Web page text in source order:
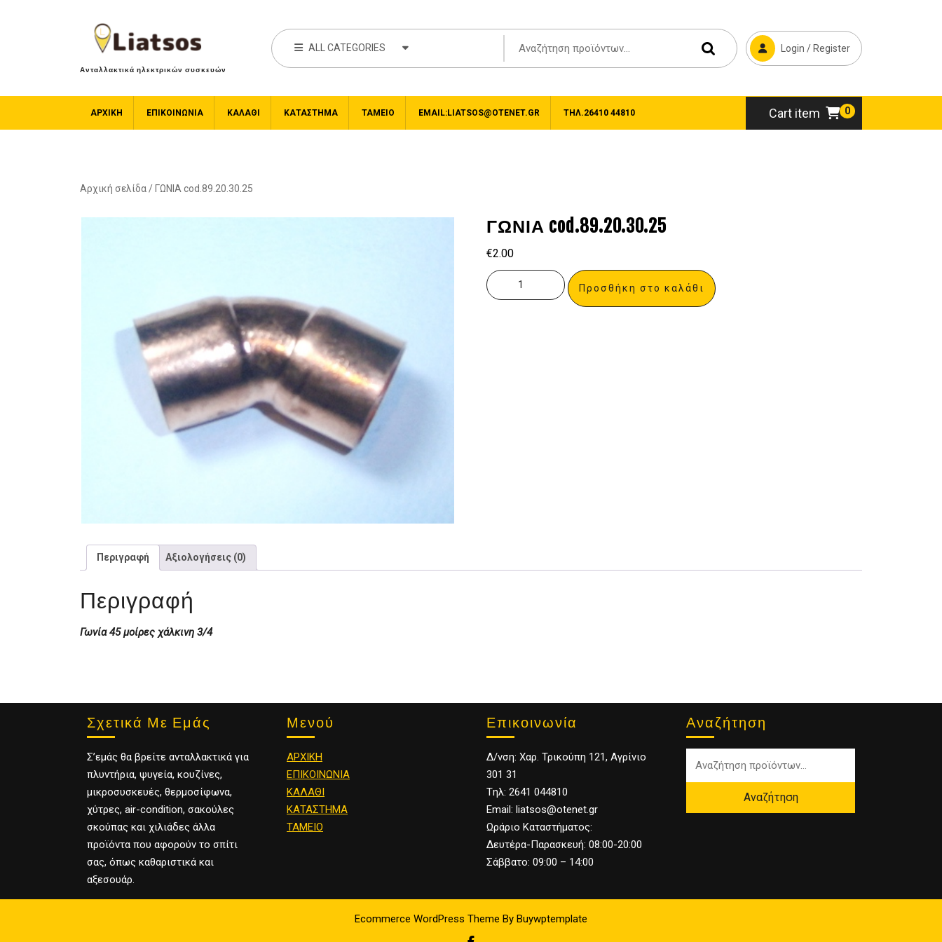
Ανταλλακτικά ηλεκτρικών συσκευών
ALL CATEGORIES Login / Register
ΑΡΧΙΚΉ ΕΠΙΚΟΙΝΩΝΙΑ ΚΑΛΆΘΙ ΚΑΤΆΣΤΗΜΑ ΤΑΜΕΊΟ EMAIL:LIATSOS@OTENET.GR ΤΗΛ.26410 44810 Cart item 0
Αρχική σελίδα / ΓΩΝΙΑ cod.89.20.30.25
ΓΩΝΙΑ cod.89.20.30.25
€2.00
Προσθήκη στο καλάθι
Περιγραφή Αξιολογήσεις (0)
Περιγραφή
Γωνία 45 μοίρες χάλκινη 3/4
Σχετικά Με Εμάς
Σ’εμάς θα βρείτε ανταλλακτικά για
πλυντήρια, ψυγεία, κουζίνες,
μικροσυσκευές, θερμοσίφωνα,
χύτρες, air-condition, σακούλες
σκούπας και χιλιάδες άλλα
προϊόντα που αφορούν το σπίτι
σας, όπως καθαριστικά και
αξεσουάρ.
Μενού
ΑΡΧΙΚΗ
ΕΠΙΚΟΙΝΩΝΙΑ
ΚΑΛΑΘΙ
ΚΑΤΑΣΤΗΜΑ
ΤΑΜΕΙΟ
Επικοινωνία
Δ/νση: Χαρ. Τρικούπη 121, Αγρίνιο
301 31
Tηλ: 2641 044810
Email: liatsos@otenet.gr
Ωράριο Καταστήματος:
Δευτέρα-Παρασκευή: 08:00-20:00
Σάββατο: 09:00 – 14:00
Αναζήτηση
Αναζήτηση
Ecommerce WordPress Theme By Buywptemplate